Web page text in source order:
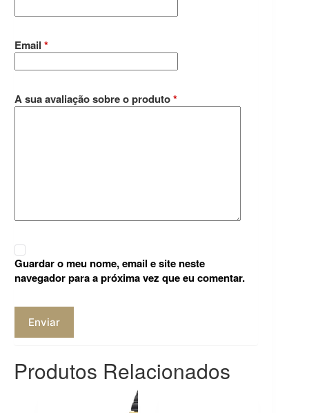
Email *
A sua avaliação sobre o produto*
Guardar o meu nome, email e site neste
navegador para a próxima vez que eu comentar.
Enviar
Produtos Relacionados